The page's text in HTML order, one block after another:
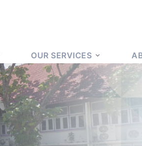
OUR SERVICES